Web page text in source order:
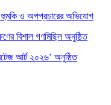
হুমকি ও অপপ্রচারের অভিযোগ
বিশাল গণমিছিল অনুষ্ঠিত
আর্ট ২০২৬’ অনুষ্ঠিত